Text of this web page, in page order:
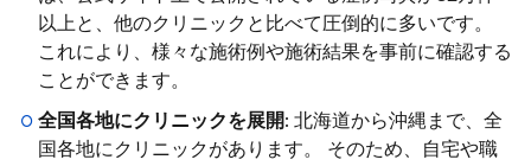
以上と、他のクリニックと比べて圧倒的に多いです。
これにより、様々な施術例や施術結果を事前に確認する
ことができます。
全国各地にクリニックを展開: 北海道から沖縄まで、全
国各地にクリニックがあります。 そのため、自宅や職